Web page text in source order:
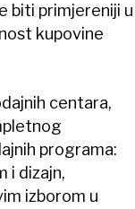
biti primjereniji u
kupovine
centara,
programa:
i dizajn,
izborom u